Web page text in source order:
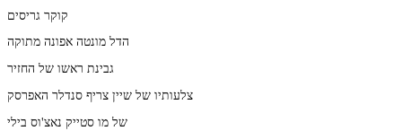
קוקר גריסים
הדל מונטה אפונה מתוקה
גבינת ראשו של החזיר
צלעותיו של שיין צריף סנדלר האפרסק
של מו סטייק נאצ'וס בילי